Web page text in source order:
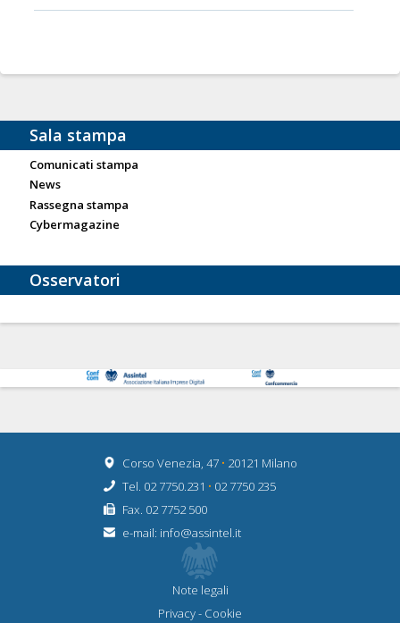
Sala stampa
Comunicati stampa
News
Rassegna stampa
Cybermagazine
Osservatori
Corso Venezia, 47 • 20121 Milano
Tel. 02 7750.231 • 02 7750 235
Fax. 02 7752 500
e-mail: info@assintel.it
Note legali
Privacy- Cookie